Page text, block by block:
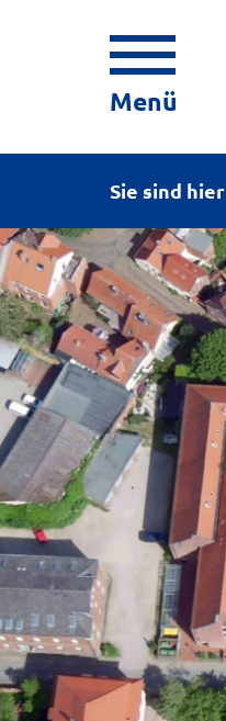
Menü
Sie sind hier